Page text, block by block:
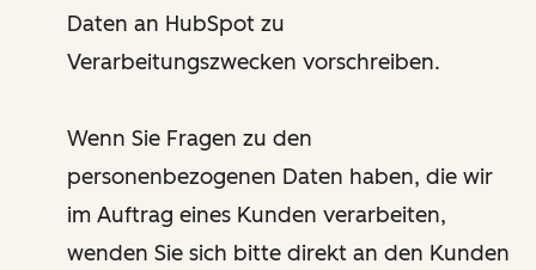
Daten an HubSpot zu
Verarbeitungszwecken vorschreiben.
Wenn Sie Fragen zu den
personenbezogenen Daten haben, die wir
im Auftrag eines Kunden verarbeiten,
wenden Sie sich bitte direkt an den Kunden